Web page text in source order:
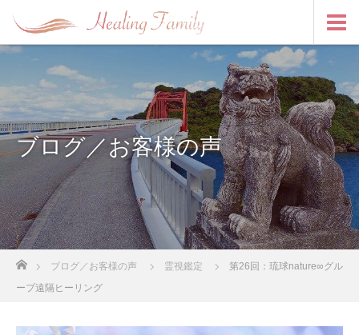
ブログ／お客様の声
ブログ／お客様の声 霊視鑑定
第26回：琉球nature∞グル
ープ遠隔ヒーリング